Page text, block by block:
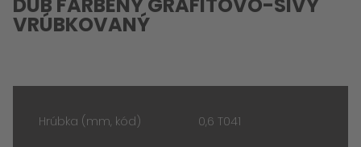
VRÚBKOVANÝ
Hrúbka (mm, kód) 0,6 T041